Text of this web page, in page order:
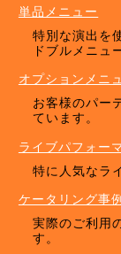
単品メニュー
特別な演出を
ドブルメニュ
オプションメニ
お客様のパー
ています。
ライブパフォー
特に人気なラ
ケータリング事
実際のご利用
す。